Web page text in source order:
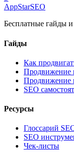
AppStarSEO
Бесплатные гайды
Гайды
Как
Продвижение
Продвижение
SEO
Ресурсы
Глоссарий
SEO
Чек-листы